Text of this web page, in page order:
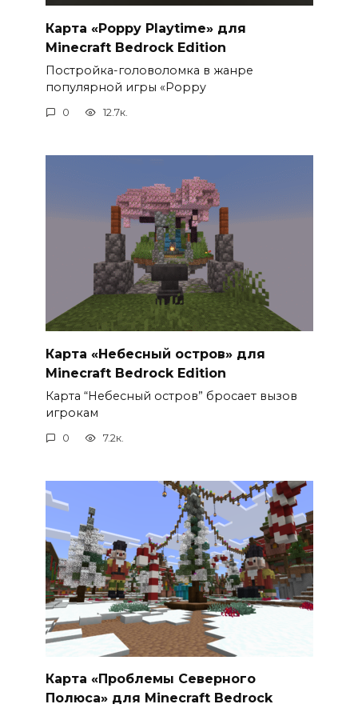
Карта «Poppy Playtime» для
Minecraft Bedrock Edition
Постройка-головоломка в жанре
популярной игры «Poppy
0 12.7к.
Карта «Небесный остров» для
Minecraft Bedrock Edition
Карта “Небесный остров” бросает вызов
игрокам
0 7.2к.
Карта «Проблемы Северного
Полюса» для Minecraft Bedrock